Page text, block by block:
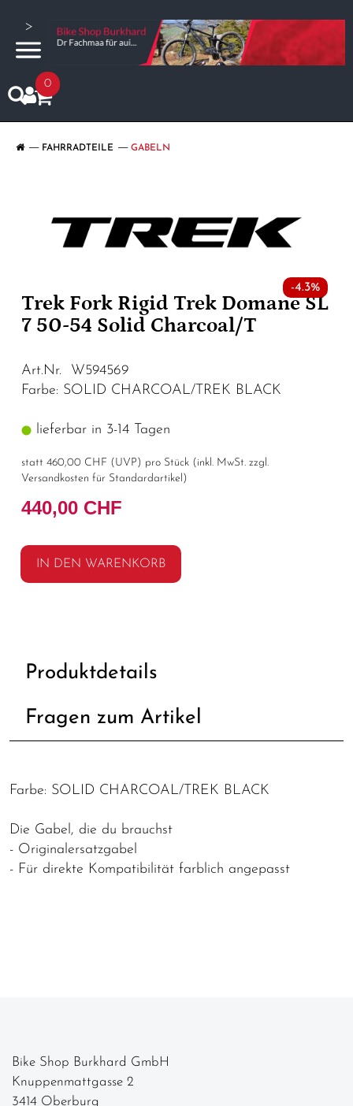
>
0
FAHRRADTEILE GABELN
-4.3%
Trek Fork Rigid Trek Domane SL
7 50-54 Solid Charcoal/T
Art.Nr. W594569
Farbe: SOLID CHARCOAL/TREK BLACK
lieferbar in 3-14 Tagen
statt 460,00 CHF ( UVP ) pro Stück (inkl. MwSt. zzgl.
Versandkosten für Standardartikel )
440,00 CHF
IN DEN WARENKORB
Produktdetails
Fragen zum Artikel
Farbe: SOLID CHARCOAL/TREK BLACK
Die Gabel, die du brauchst
- Originalersatzgabel
- Für direkte Kompatibilität farblich angepasst
Bike Shop Burkhard GmbH
Knuppenmattgasse 2
3414 Oberburg